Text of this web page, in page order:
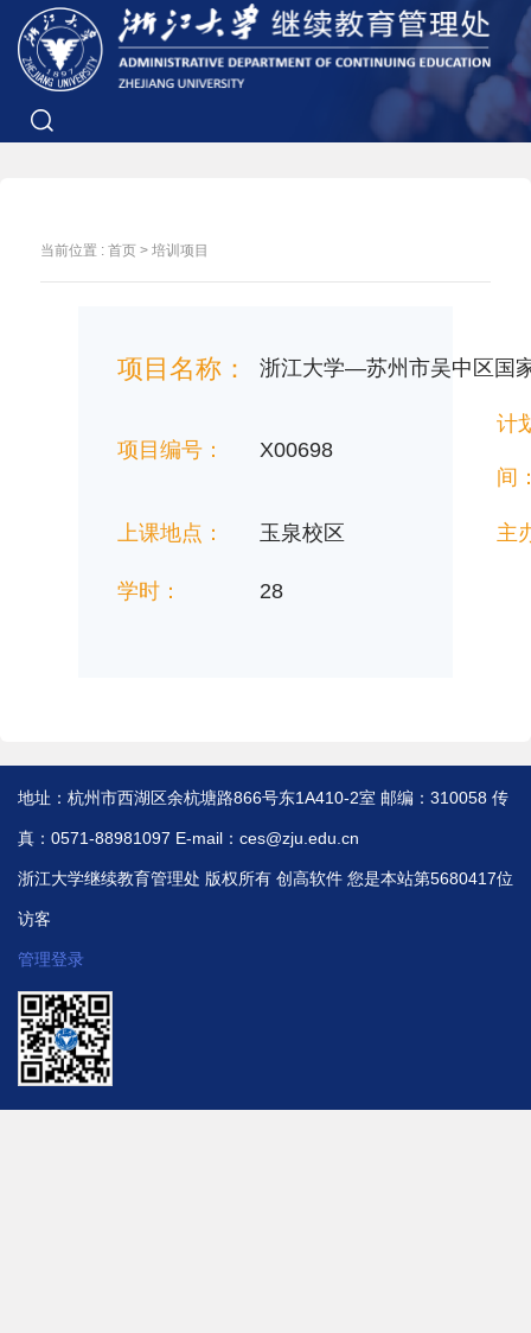
当前位置 : 首页 > 培训项目
项目名称： 浙江大学—苏州市吴中区国
项目编号： X00698
计
间
上课地点： 玉泉校区 主
学时： 28
地址：杭州市西湖区余杭塘路866号东1A410-2室 邮编：310058 传
真：0571-88981097 E-mail：ces@zju.edu.cn
浙江大学继续教育管理处 版权所有 创高软件 您是本站第5680417位
访客
管理登录